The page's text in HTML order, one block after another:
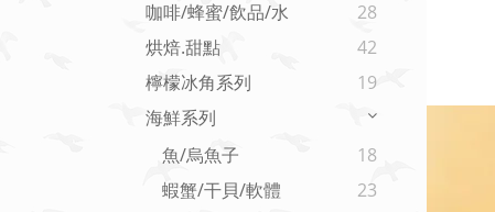
咖啡/蜂蜜/飲品/水
28
烘焙.甜點
42
檸檬冰角系列
19
海鮮系列
魚/烏魚子
18
蝦蟹/干貝/軟體
23